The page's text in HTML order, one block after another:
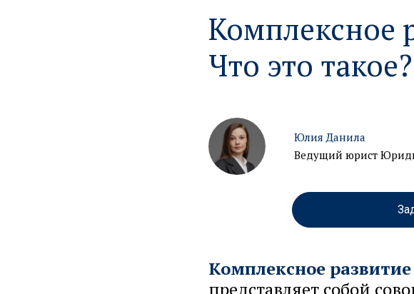
Комплексное
Что это такое?
Юлия Данила
Ведущий юрист
Комплексное
представляет собой